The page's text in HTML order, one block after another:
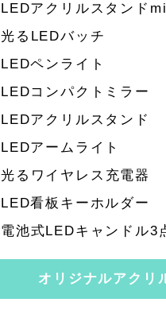
LEDアクリルスタンド
光るLEDバッチ
LEDペンライト
LEDコンパクトミラー
LEDアクリルスタンド
LEDアームライト
光るワイヤレス充電器
LED看板キーホルダー
電池式LEDキャンドル3
オリジナルアクリ